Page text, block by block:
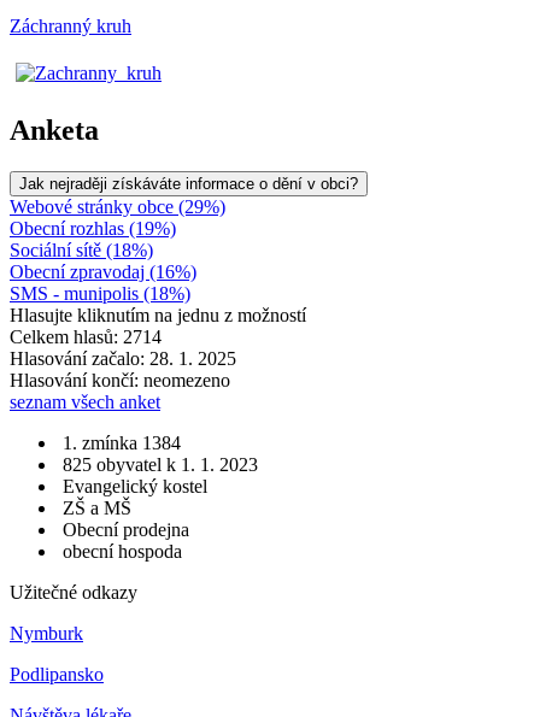
Záchranný kruh
Anketa
Jak nejraději získáváte informace o dění v obci?
Webové stránky obce (29%)
Obecní rozhlas (19%)
Sociální sítě (18%)
Obecní zpravodaj (16%)
SMS - munipolis (18%)
Hlasujte kliknutím na jednu z možností
Celkem hlasů: 2714
Hlasování začalo: 28. 1. 2025
Hlasování končí: neomezeno
seznam všech anket
1. zmínka 1384
825 obyvatel k 1. 1. 2023
Evangelický kostel
ZŠ a MŠ
Obecní prodejna
obecní hospoda
Užitečné odkazy
Nymburk
Podlipansko